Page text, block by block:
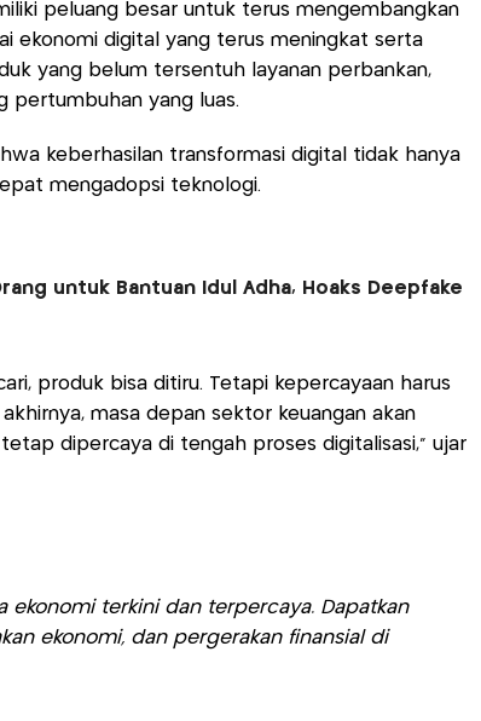
peluang besar untuk terus mengembangkan
ekonomi digital yang terus meningkat serta
yang belum tersentuh layanan perbankan,
pertumbuhan yang luas.
keberhasilan transformasi digital tidak hanya
mengadopsi teknologi.
untuk Bantuan Idul Adha, Hoaks Deepfake
produk bisa ditiru. Tetapi kepercayaan harus
masa depan sektor keuangan akan
dipercaya di tengah proses digitalisasi," ujar
ekonomi terkini dan terpercaya. Dapatkan
ekonomi, dan pergerakan finansial di